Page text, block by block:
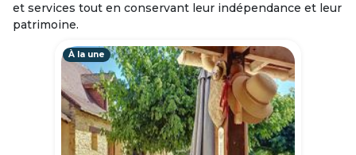
et services tout en conservant leur indépendance et leur
patrimoine.
À la une